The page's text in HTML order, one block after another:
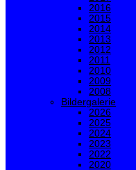
2016
2015
2014
2013
2012
2011
2010
2009
2008
Bildergalerie
2026
2025
2024
2023
2022
2020